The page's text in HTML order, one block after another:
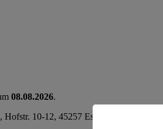
08.08.2026.
10-12, 45257 Essen